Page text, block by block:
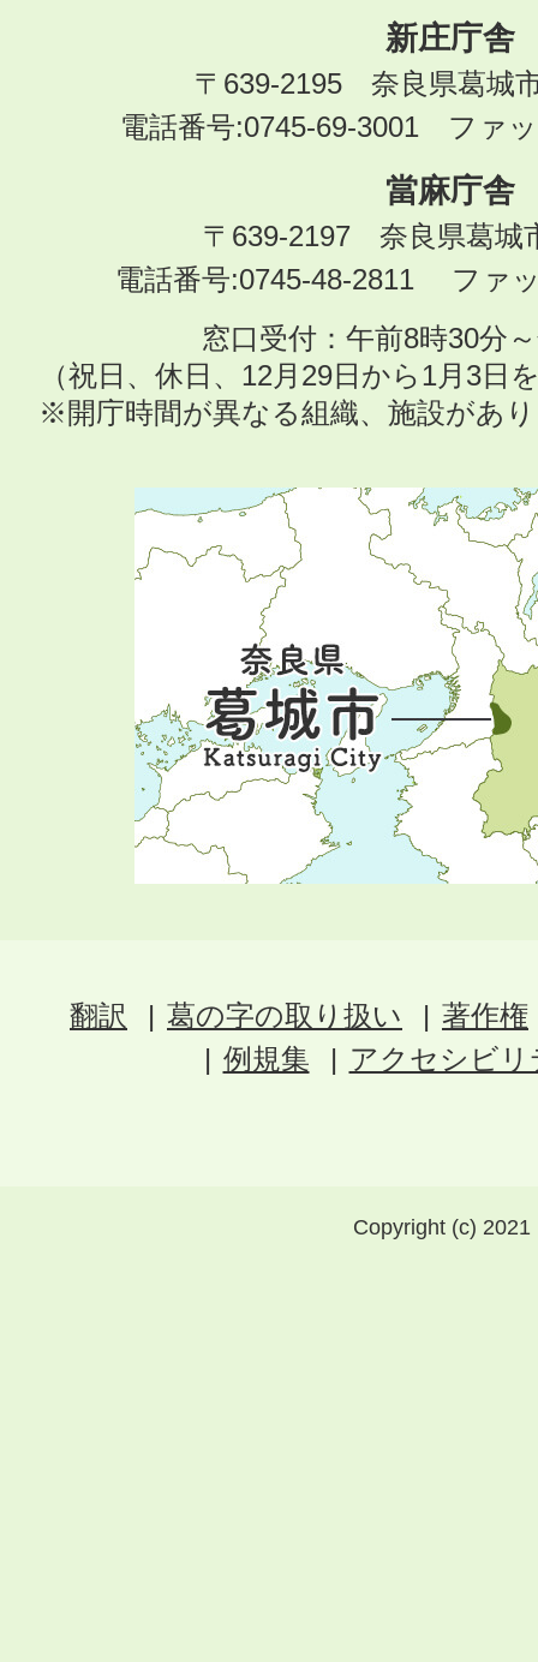
新庄庁舎
〒639-2195 奈良県葛城
電話番号:0745-69-3001 ファ
當麻庁舎
〒639-2197 奈良県葛城
電話番号:0745-48-2811 ファ
窓口受付：午前8時30分
（祝日、休日、12月29日から1月3日
※開庁時間が異なる組織、施設があ
翻訳 葛の字の取り扱い
著作権
例規集
アクセシビ
Copyright (c)